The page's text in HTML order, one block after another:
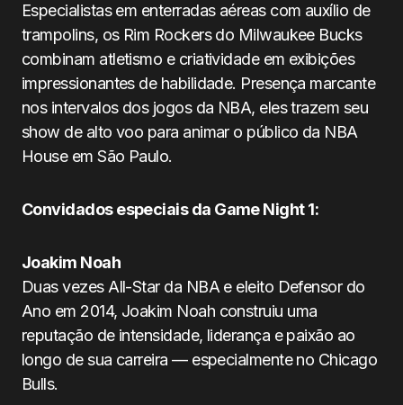
Especialistas em enterradas aéreas com auxílio de
trampolins, os Rim Rockers do Milwaukee Bucks
combinam atletismo e criatividade em exibições
impressionantes de habilidade. Presença marcante
nos intervalos dos jogos da NBA, eles trazem seu
show de alto voo para animar o público da NBA
House em São Paulo.
Convidados especiais da Game Night 1:
Joakim Noah
Duas vezes All-Star da NBA e eleito Defensor do
Ano em 2014, Joakim Noah construiu uma
reputação de intensidade, liderança e paixão ao
longo de sua carreira — especialmente no Chicago
Bulls.